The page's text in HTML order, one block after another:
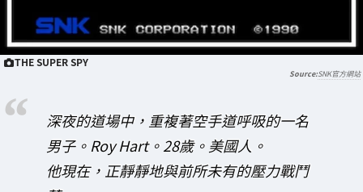
THE SUPER SPY
SNK官方網站
深夜的道場中，重複著空手道呼吸的一名
男子。Roy Hart。28歲。美國人。
他現在，正靜靜地與前所未有的壓力戰鬥